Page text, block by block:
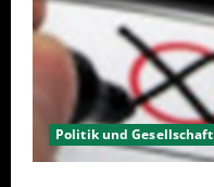
Politik und Gesellschaft